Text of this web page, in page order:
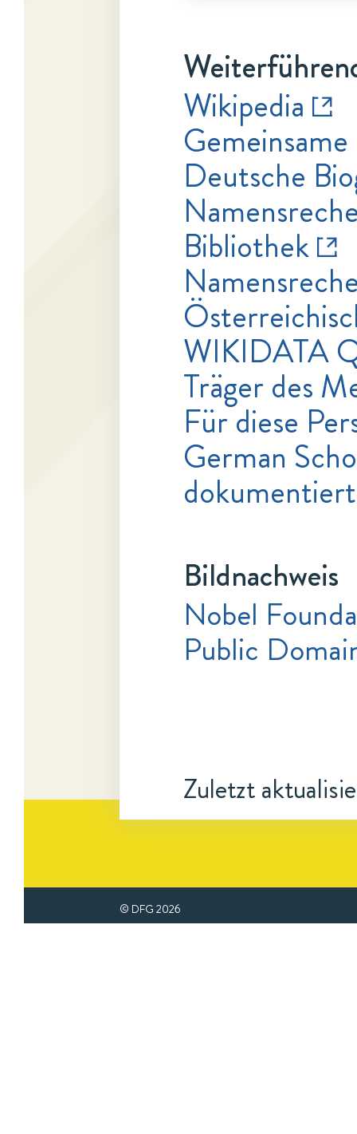
Wikipedia
Deutsche
Bibliothek
WIKIDATA
Träger des
Für diese
German
dokumentiert
Bildnachweis
Nobel
Public
Zuletzt
© DFG 2026